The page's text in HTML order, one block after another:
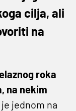
cilja, ali
na
roka
na nekim
jednom na